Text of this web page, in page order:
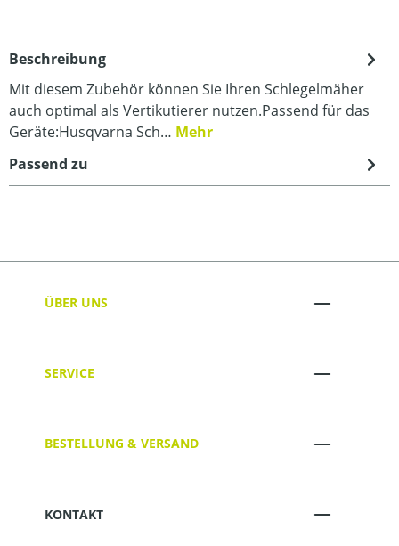
Beschreibung
Mit diesem Zubehör können Sie Ihren Schlegelmäher
auch optimal als Vertikutierer nutzen.Passend für das
Geräte:Husqvarna Sch… Mehr
Passend zu
ÜBER UNS
SERVICE
BESTELLUNG & VERSAND
KONTAKT